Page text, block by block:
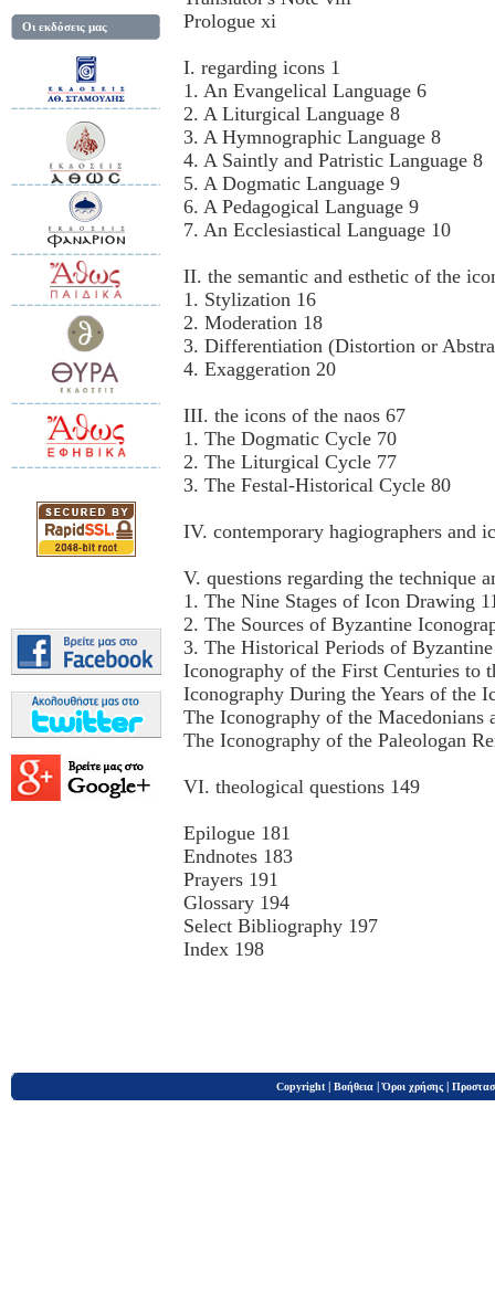
Οι εκδόσεις μας
Prologue xi
I. regarding icons 1
1. An Evangelical Language 6
2. A Liturgical Language 8
3. A Hymnographic Language 8
4. A Saintly and Patristic Language 8
5. A Dogmatic Language 9
6. A Pedagogical Language 9
7. An Ecclesiastical Language 10
II. the semantic and esthetic of the
1. Stylization 16
2. Moderation 18
3. Differentiation (Distortion or
4. Exaggeration 20
III. the icons of the naos 67
1. The Dogmatic Cycle 70
2. The Liturgical Cycle 77
3. The Festal-Historical Cycle 80
IV. contemporary hagiographers and
V. questions regarding the technique
1. The Nine Stages of Icon Drawing
2. The Sources of Byzantine
3. The Historical Periods of
Iconography of the First Centuries to
Iconography During the Years of the
The Iconography of the Macedonians
The Iconography of the Paleologan
VI. theological questions 149
Epilogue 181
Endnotes 183
Prayers 191
Glossary 194
Select Bibliography 197
Index 198
Copyright | Βοήθεια |Όροι χρήσης |